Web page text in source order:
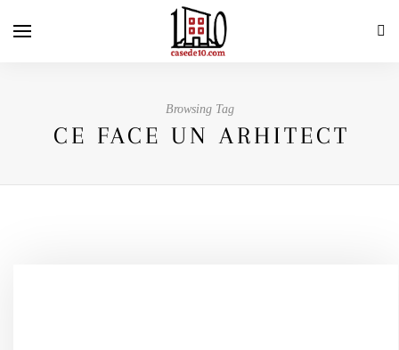
Browsing Tag
CE FACE UN ARHITECT